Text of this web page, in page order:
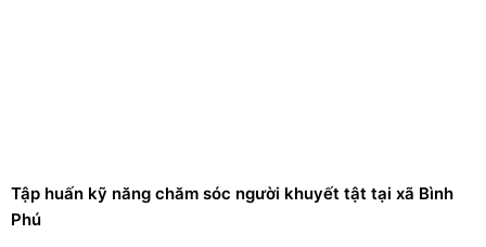
Tập huấn kỹ năng chăm sóc người khuyết tật tại xã Bình
Phú